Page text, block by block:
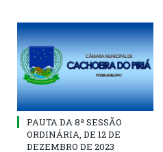
PAUTA DA 8ª SESSÃO
ORDINÁRIA, DE 12 DE
DEZEMBRO DE 2023